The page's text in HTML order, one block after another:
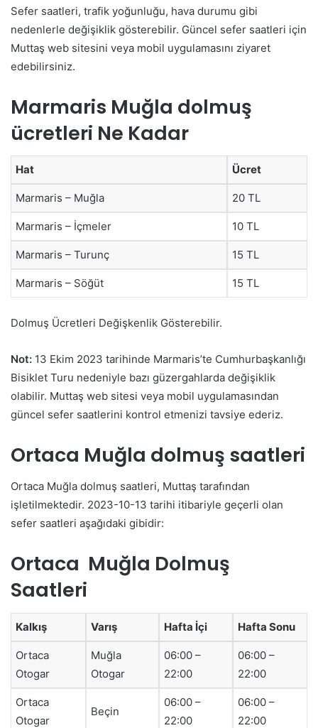
Sefer saatleri, trafik yoğunluğu, hava durumu gibi
nedenlerle değişiklik gösterebilir. Güncel sefer saatleri için
Muttaş web sitesini veya mobil uygulamasını ziyaret
edebilirsiniz.
Marmaris Muğla dolmuş
ücretleri Ne Kadar
Hat Ücret
Marmaris – Muğla 20 TL
Marmaris – İçmeler 10 TL
Marmaris – Turunç 15 TL
Marmaris – Söğüt 15 TL
Dolmuş Ücretleri Değişkenlik Gösterebilir.
Not: 13 Ekim 2023 tarihinde Marmaris’te Cumhurbaşkanlığı
Bisiklet Turu nedeniyle bazı güzergahlarda değişiklik
olabilir. Muttaş web sitesi veya mobil uygulamasından
güncel sefer saatlerini kontrol etmenizi tavsiye ederiz.
Ortaca Muğla dolmuş saatleri
Ortaca Muğla dolmuş saatleri, Muttaş tarafından
işletilmektedir. 2023-10-13 tarihi itibariyle geçerli olan
sefer saatleri aşağıdaki gibidir:
Ortaca Muğla Dolmuş
Saatleri
Kalkış Varış Hafta İçi Hafta Sonu
Ortaca
Otogar
Muğla
Otogar
06:00 –
22:00
06:00 –
22:00
Ortaca
Otogar
Beçin
06:00 –
22:00
06:00 –
22:00